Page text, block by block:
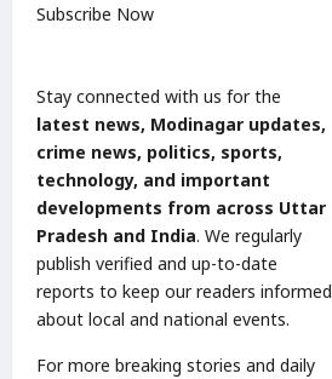
Subscribe Now
Stay connected with us for the
latest news, Modinagar updates,
crime news, politics, sports,
technology, and important
developments from across Uttar
Pradesh and India. We regularly
publish verified and up-to-date
reports to keep our readers informed
about local and national events.
For more breaking stories and daily